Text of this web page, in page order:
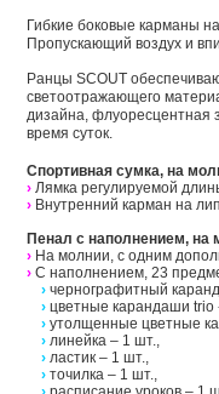
Гибкие боковые карманы
Пропускающий воздух и
Ранцы SCOUT
светоотражающего
дизайна, флуоресцентная
время суток.
Спортивная сумка, на
› Лямка регулируемой
› Внутренний карман на
Пенал с наполнением, на
› На молнии, с одним
› С наполнением, 23
› чернографитный
› цветные карандаши trio
› утолщенные цветные
› линейка – 1 шт.,
› ластик – 1 шт.,
› точилка – 1 шт.,